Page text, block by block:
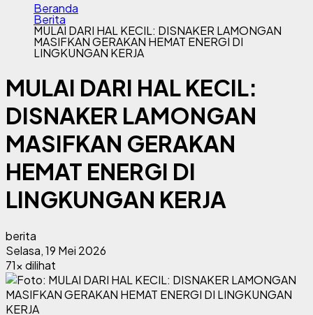
Beranda
Berita
MULAI DARI HAL KECIL: DISNAKER LAMONGAN
MASIFKAN GERAKAN HEMAT ENERGI DI
LINGKUNGAN KERJA
MULAI DARI HAL KECIL:
DISNAKER LAMONGAN
MASIFKAN GERAKAN
HEMAT ENERGI DI
LINGKUNGAN KERJA
berita
Selasa, 19 Mei 2026
71x dilihat